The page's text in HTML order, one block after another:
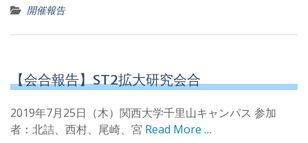
開催報告
【会合報告】ST2拡大研究会合
2019年7月25日（木）関西大学千里山キャンパス 参加
者：北詰、西村、尾崎、宮 Read More …